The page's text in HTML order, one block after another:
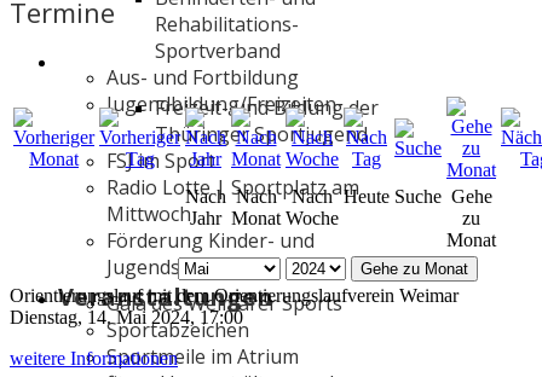
Rehabilitations-
Sportverband
Aus- und Fortbildung
Jugendbildung/Freizeiten
Freizeit- und Bildung der
Thüringer Sportjugend
FSJ im Sport
Radio Lotte | Sportplatz am
Mittwoch
Förderung Kinder- und
Jugendsport
Veranstaltungen
Gala des Weimarer Sports
Sportabzeichen
Sportmeile im Atrium
Termine
Nach
Jahr
Nach
Monat
Nach
Woche
Heute Suche Gehe
zu
Monat
Gehe zu Monat
Orientierungslauf mit dem Orientierungslaufverein Weimar
Dienstag, 14. Mai 2024, 17:00
weitere Informationen